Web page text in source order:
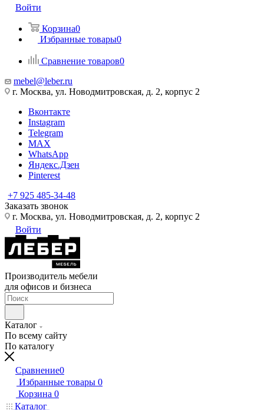
Войти
Корзина0
Избранные товары0
Сравнение товаров0
mebel@leber.ru
г. Москва, ул. Новодмитровская, д. 2, корпус 2
Вконтакте
Instagram
Telegram
MAX
WhatsApp
Яндекс.Дзен
Pinterest
+7 925 485-34-48
Заказать звонок
г. Москва, ул. Новодмитровская, д. 2, корпус 2
Войти
Производитель мебели
для офисов и бизнеса
Каталог
По всему сайту
По каталогу
Сравнение0
Избранные товары 0
Корзина 0
Каталог